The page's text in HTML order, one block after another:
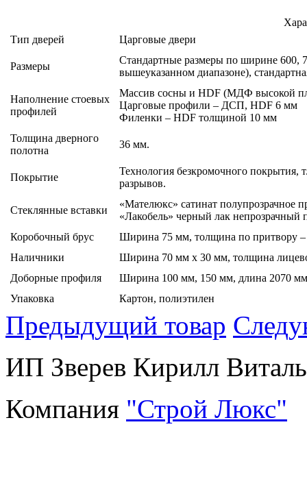
Тип дверей
Царговые двери
Размеры
Стандартные размеры по ширине 600,
вышеуказанном диапазоне),
Наполнение стоевых
профилей
Массив сосны и HDF (МДФ высокой
Царговые профили – ДСП, HDF 6 мм
Филенки – HDF толщиной 10 мм
Толщина дверного
полотна
36 мм.
Покрытие
Технология безкромочного
разрывов.
Стеклянные вставки
«Мателюкс» сатинат полупрозрачное
«Лакобель» черный лак непрозрачный
Коробочный брус
Ширина 75 мм, толщина по притвору –
Наличники
Ширина 70 мм х 30 мм, толщина
Доборные профиля
Ширина 100 мм, 150 мм, длина 2070
Упаковка
Картон, полиэтилен
Предыдущий товар
ИП Зверев Кирилл
Компания "Строй Люкс"